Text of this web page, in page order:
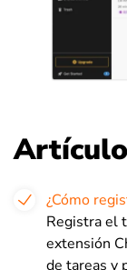
¿Cómo
Registra el
extensión
de tareas y